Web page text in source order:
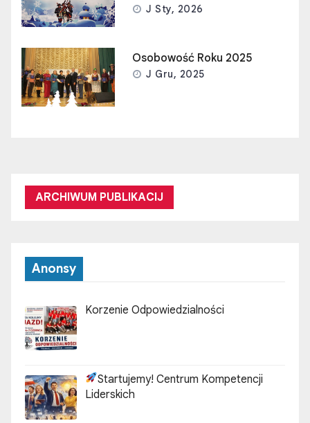
J Sty, 2026
Osobowość Roku 2025
J Gru, 2025
ARCHIWUM PUBLIKACIJ
Anonsy
Korzenie Odpowiedzialności
Startujemy! Centrum Kompetencji
Liderskich